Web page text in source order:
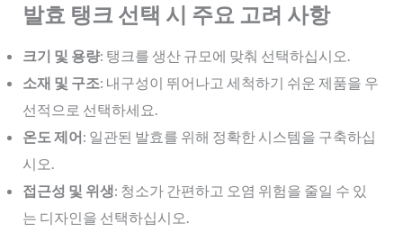
발효 탱크 선택 시 주요 고려 사항
크기 및 용량: 탱크를 생산 규모에 맞춰 선택하십시오.
소재 및 구조: 내구성이 뛰어나고 세척하기 쉬운 제품을 우
선적으로 선택하세요.
온도 제어: 일관된 발효를 위해 정확한 시스템을 구축하십
시오.
접근성 및 위생: 청소가 간편하고 오염 위험을 줄일 수 있
는 디자인을 선택하십시오.